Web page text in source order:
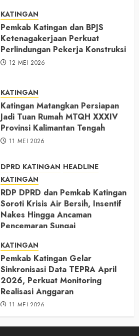
KATINGAN
Pemkab Katingan dan BPJS
Ketenagakerjaan Perkuat
Perlindungan Pekerja Konstruksi
12 MEI 2026
KATINGAN
Katingan Matangkan Persiapan
Jadi Tuan Rumah MTQH XXXIV
Provinsi Kalimantan Tengah
11 MEI 2026
DPRD KATINGAN HEADLINE
KATINGAN
RDP DPRD dan Pemkab Katingan
Soroti Krisis Air Bersih, Insentif
Nakes Hingga Ancaman
Pencemaran Sungai
KATINGAN
Pemkab Katingan Gelar
Sinkronisasi Data TEPRA April
2026, Perkuat Monitoring
Realisasi Anggaran
11 MEI 2026